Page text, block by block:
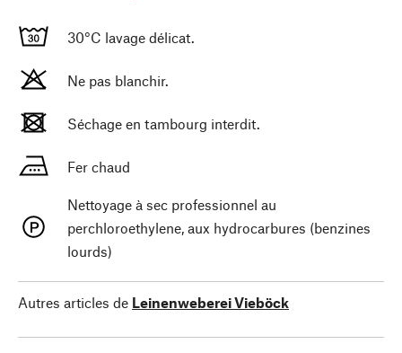
30°C lavage délicat.
Ne pas blanchir.
Séchage en tambourg interdit.
Fer chaud
Nettoyage à sec professionnel au
perchloroethylene, aux hydrocarbures (benzines
lourds)
Autres articles de Leinenweberei Vieböck